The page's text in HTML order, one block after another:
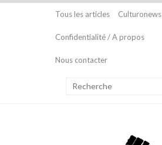
Tous les articles Culturonews
Confidentialité / A propos
Nous contacter